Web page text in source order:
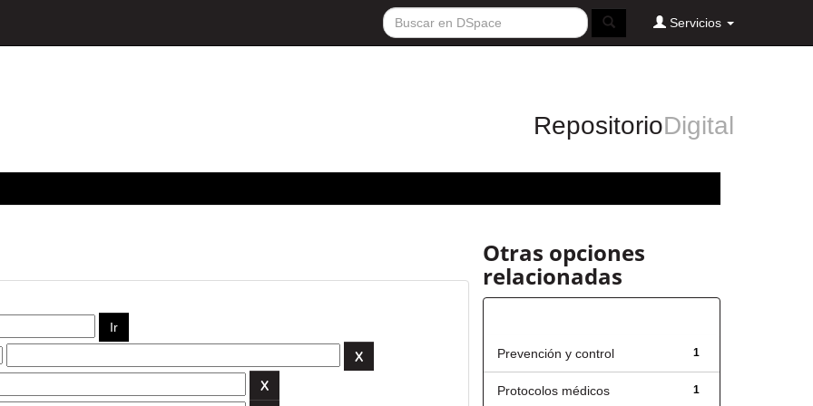
Servicios
RepositorioDigital
Otras opciones
relacionadas
1
Prevención y control
1
Protocolos médicos